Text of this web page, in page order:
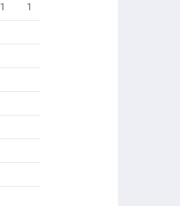
1
1